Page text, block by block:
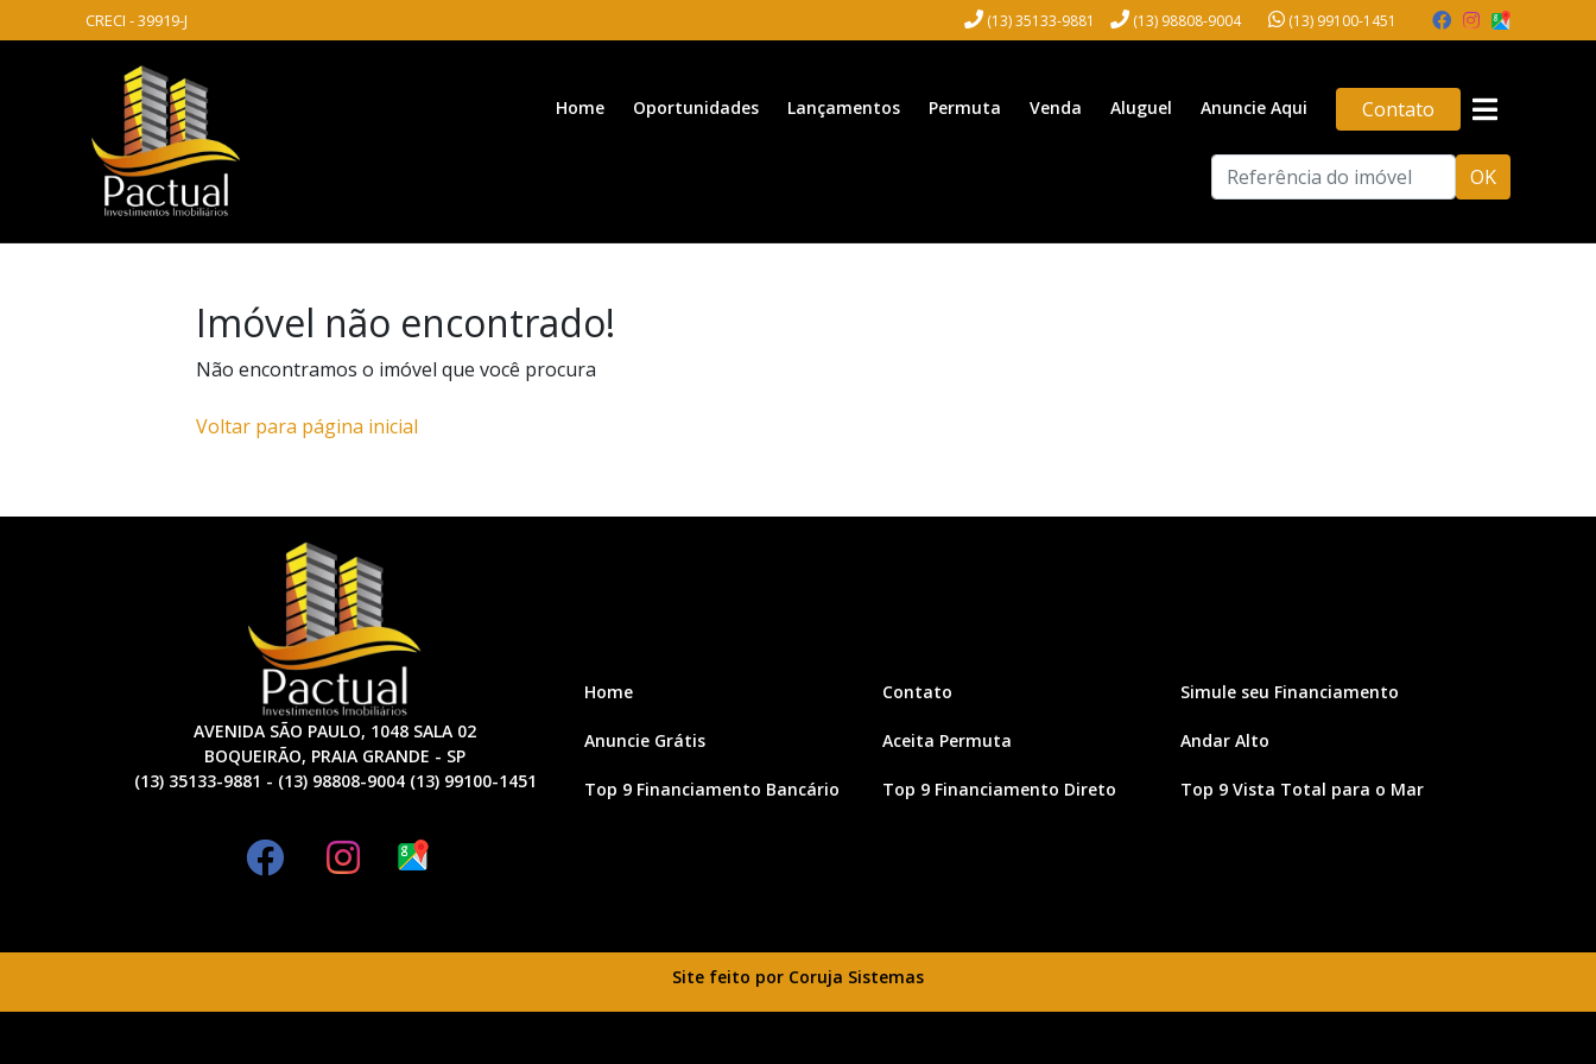
CRECI - 39919-J (13) 35133-9881 (13) 98808-9004 (13) 99100-1451
Home Oportunidades Lançamentos Permuta Venda Aluguel Anuncie Aqui Contato
OK
Imóvel não encontrado!
Não encontramos o imóvel que você procura
Voltar para página inicial
AVENIDA SÃO PAULO, 1048 SALA 02
BOQUEIRÃO, PRAIA GRANDE - SP
(13) 35133-9881 - (13) 98808-9004 (13) 99100-1451
Home Contato Simule seu Financiamento
Anuncie Grátis Aceita Permuta Andar Alto
Top 9 Financiamento Bancário Top 9 Financiamento Direto Top 9 Vista Total para o Mar
Site feito por Coruja Sistemas